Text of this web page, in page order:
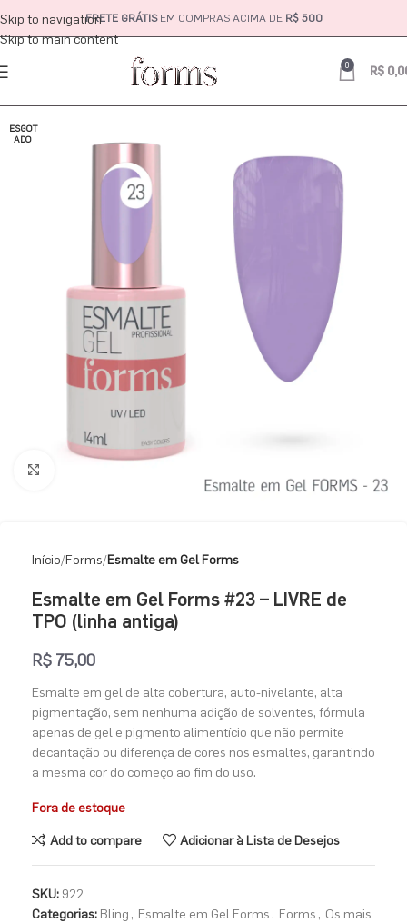
Skip to navigation
Skip to main content
FRETE GRÁTISEM COMPRAS ACIMA DE R$ 500
0 R$
ESGOT
ADO
Início Forms Esmalte em Gel Forms
Esmalte em Gel Forms #23 – LIVRE de
TPO (linha antiga)
R$ 75,00
Esmalte em gel de alta cobertura, auto-nivelante, alta
pigmentação, sem nenhuma adição de solventes, fórmula
apenas de gel e pigmento alimentício que não permite
decantação ou diferença de cores nos esmaltes, garantindo
a mesma cor do começo ao fim do uso.
Fora de estoque
Add to compare
Adicionar à Lista de Desejos
SKU: 922
Categorias: Bling , Esmalte em Gel Forms , Forms , Os mais